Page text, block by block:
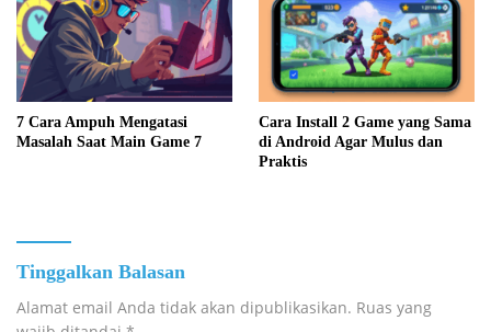
7 Cara Ampuh Mengatasi
Masalah Saat Main Game 7
Cara Install 2 Game yang Sama
di Android Agar Mulus dan
Praktis
Tinggalkan Balasan
Alamat email Anda tidak akan dipublikasikan. Ruas yang